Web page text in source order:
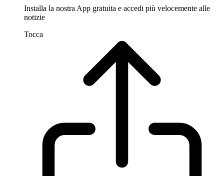
Installa la nostra App gratuita e accedi più velocemente alle
notizie
Tocca